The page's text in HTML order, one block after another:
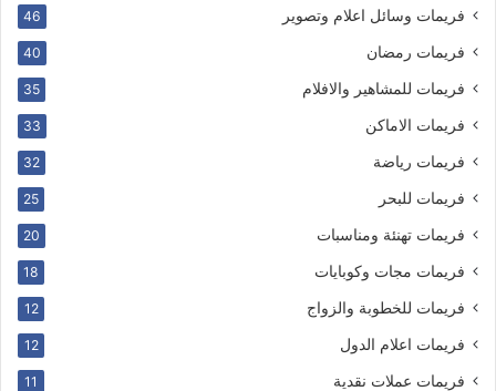
فريمات وسائل اعلام وتصوير 46
فريمات رمضان 40
فريمات للمشاهير والافلام 35
فريمات الاماكن 33
فريمات رياضة 32
فريمات للبحر 25
فريمات تهنئة ومناسبات 20
فريمات مجات وكوبايات 18
فريمات للخطوبة والزواج 12
فريمات اعلام الدول 12
فريمات عملات نقدية 11